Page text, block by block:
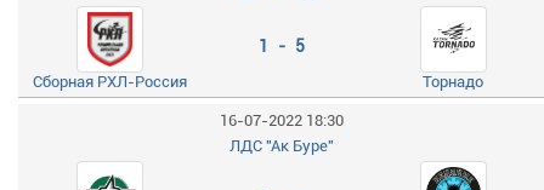
Сборная РХЛ-Россия
1 - 5
Торнадо
16-07-2022 18:30
ЛДС "Ак Буре"